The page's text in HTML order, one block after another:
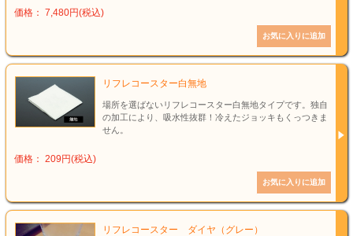
価格： 7,480円(税込)
リフレコースター白無地
場所を選ばないリフレコースター白無地タイプです。独自
の加工により、吸水性抜群！冷えたジョッキもくっつきま
せん。
価格： 209円(税込)
リフレコースター ダイヤ（グレー）